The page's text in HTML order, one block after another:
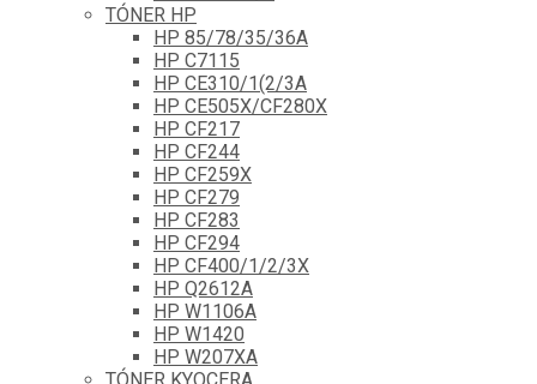
TÓNER HP
HP 85/78/35/36A
HP C7115
HP CE310/1(2/3A
HP CE505X/CF280X
HP CF217
HP CF244
HP CF259X
HP CF279
HP CF283
HP CF294
HP CF400/1/2/3X
HP Q2612A
HP W1106A
HP W1420
HP W207XA